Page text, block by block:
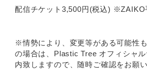
配信チケット3,500円(税込) ※ZAIKO
※情勢により、変更等がある可能性
の場合は、Plastic Tree オフィシャ
内致しますので、随時ご確認をお願い